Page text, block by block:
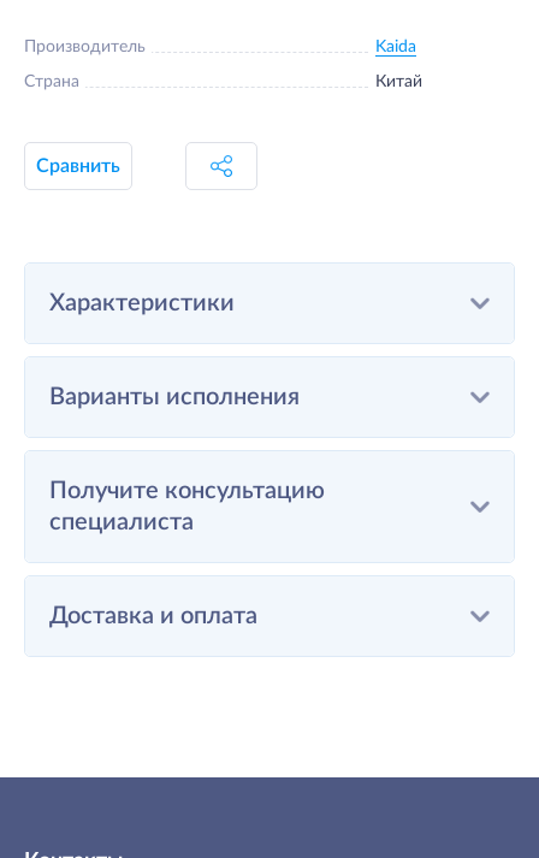
Производитель Kaida
Страна Китай
Сравнить
Характеристики
Варианты исполнения
Получите консультацию
специалиста
Доставка и оплата